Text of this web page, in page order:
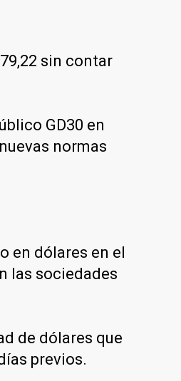
sin contar
GD30 en
normas
en dólares en el
las sociedades
de dólares que
previos.